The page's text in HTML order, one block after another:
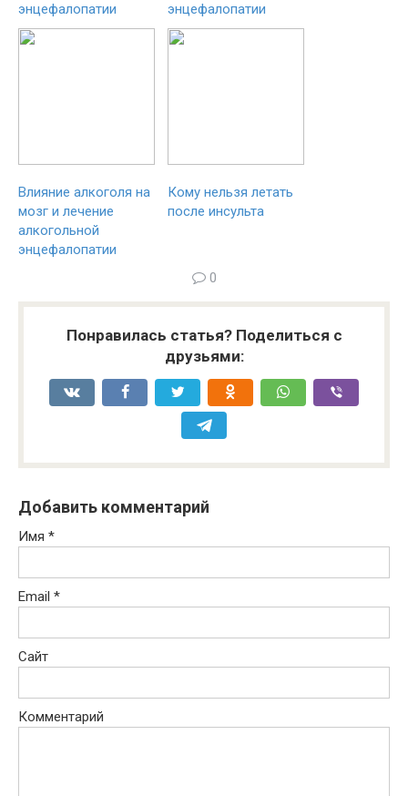
энцефалопатии
энцефалопатии
Влияние алкоголя на
мозг и лечение
алкогольной
энцефалопатии
Кому нельзя летать
после инсульта
0
Понравилась статья? Поделиться с
друзьями:
Добавить комментарий
Имя *
Email *
Сайт
Комментарий